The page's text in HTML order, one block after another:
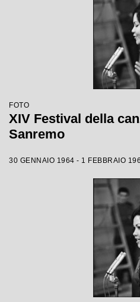
FOTO
XIV Festival della
Sanremo
30 GENNAIO 1964 - 1 FEBBRAIO